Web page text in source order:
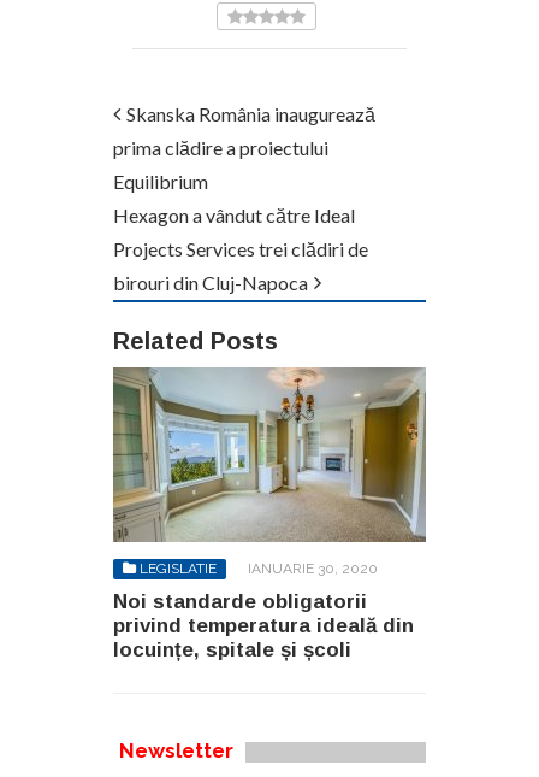
Skanska România inaugurează
prima clădire a proiectului
Equilibrium
Hexagon a vândut către Ideal
Projects Services trei clădiri de
birouri din Cluj-Napoca
Related Posts
LEGISLATIE IANUARIE 30, 2020
Noi standarde obligatorii
privind temperatura ideală din
locuințe, spitale și școli
Newsletter